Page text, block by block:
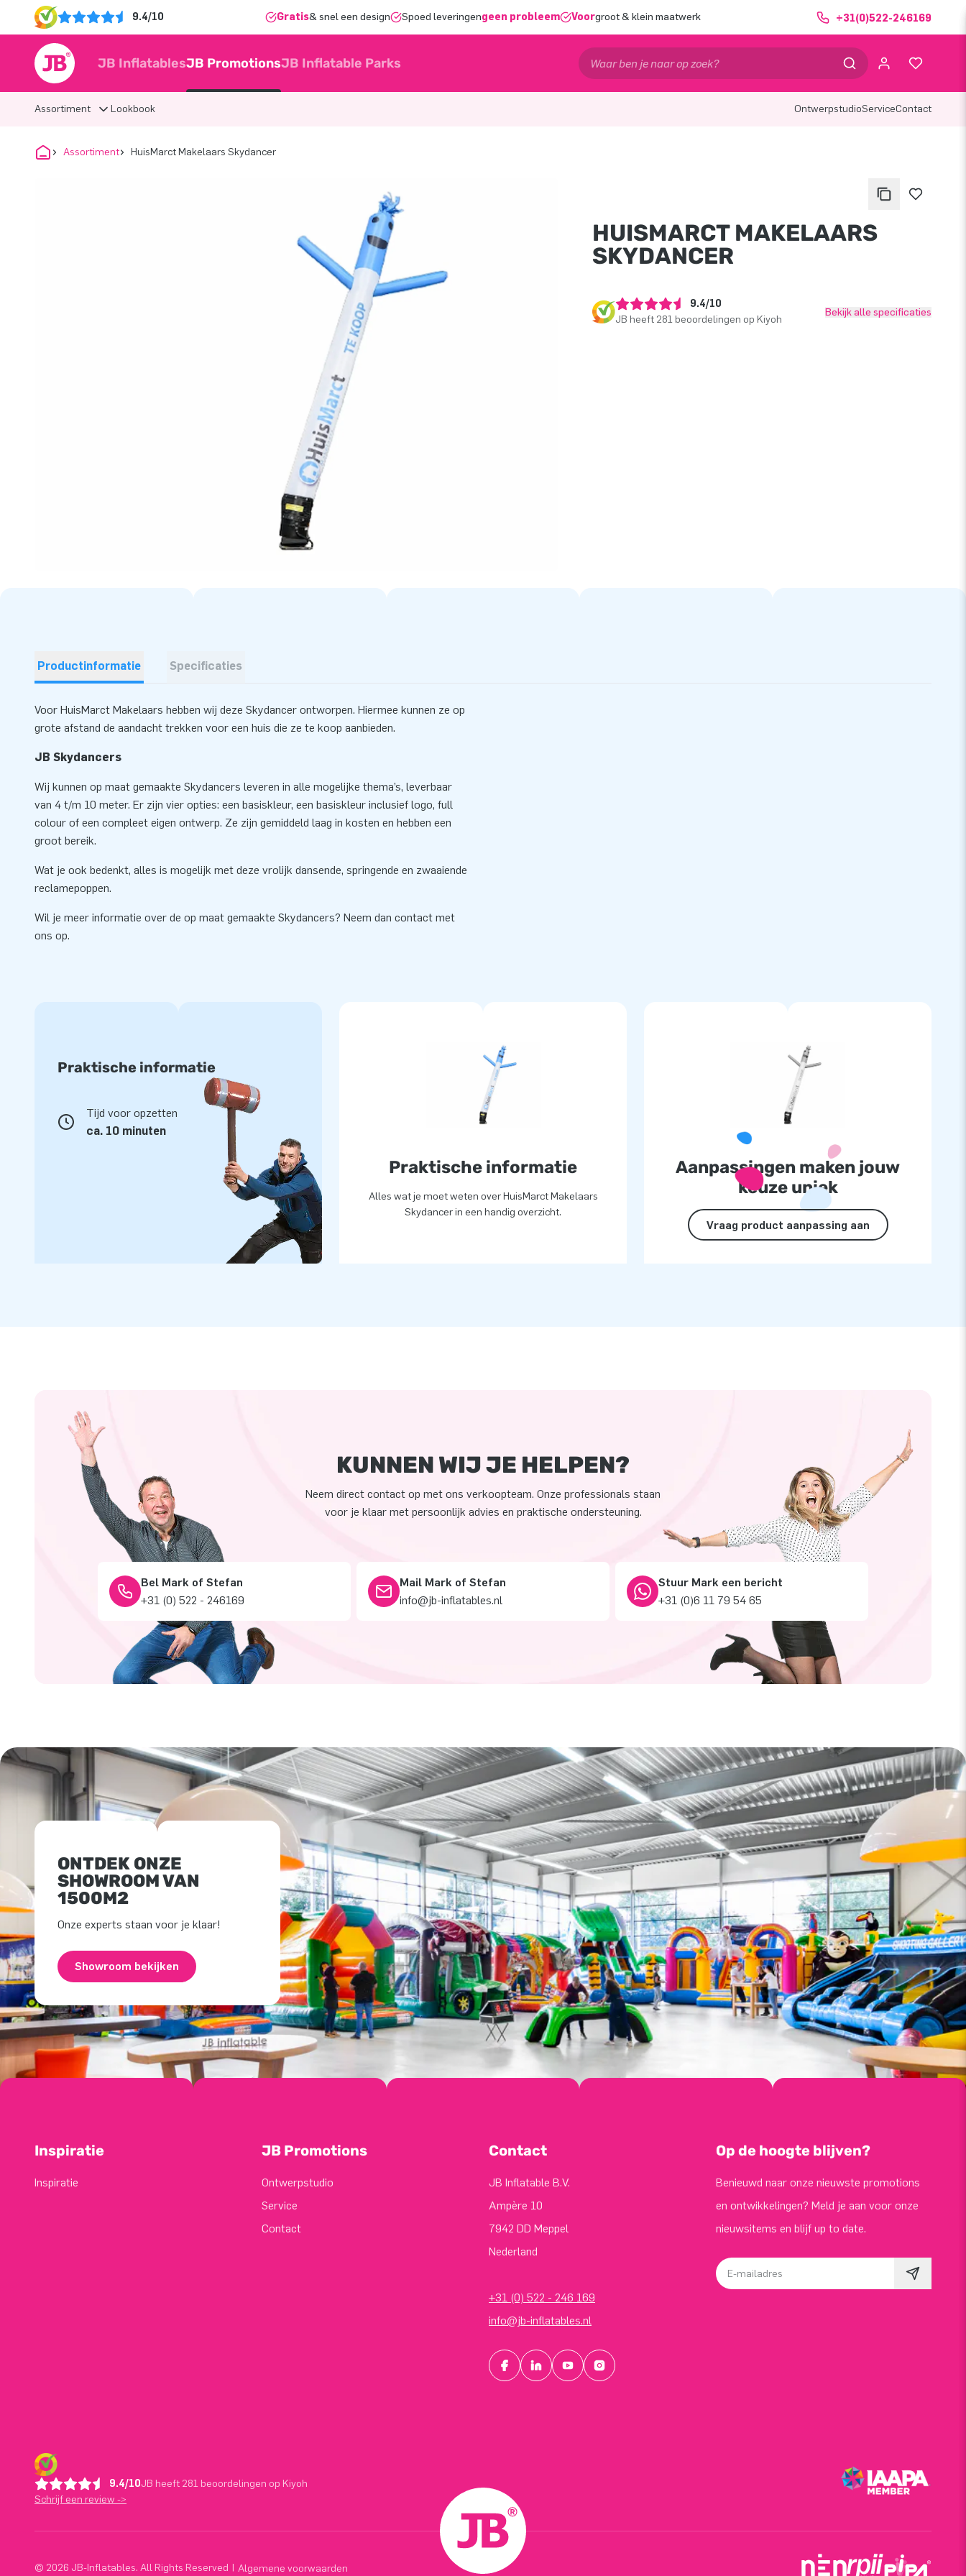
9.4/10 Gratis& snel een design Spoed leveringengeen probleem Voorgroot & klein maatwerk +31(0)522-246169
JB InflatablesJB PromotionsJB Inflatable Parks
Assortiment Lookbook OntwerpstudioServiceContact
Assortiment HuisMarct Makelaars Skydancer
HUISMARCT MAKELAARS
SKYDANCER
9.4/10
JB heeft 281 beoordelingen op Kiyoh
Bekijk alle specificaties
Productinformatie Specificaties
Voor HuisMarct Makelaars hebben wij deze Skydancer ontworpen. Hiermee kunnen ze op
grote afstand de aandacht trekken voor een huis die ze te koop aanbieden.
JB Skydancers
Wij kunnen op maat gemaakte Skydancers leveren in alle mogelijke thema’s, leverbaar
van 4 t/m 10 meter. Er zijn vier opties: een basiskleur, een basiskleur inclusief logo, full
colour of een compleet eigen ontwerp. Ze zijn gemiddeld laag in kosten en hebben een
groot bereik.
Wat je ook bedenkt, alles is mogelijk met deze vrolijk dansende, springende en zwaaiende
reclamepoppen.
Wil je meer informatie over de op maat gemaakte Skydancers? Neem dan contact met
ons op.
Praktische informatie
Tijd voor opzetten
ca. 10 minuten
Praktische informatie
Alles wat je moet weten over HuisMarct Makelaars
Skydancer in een handig overzicht.
Aanpassingen maken jouw
keuze uniek
Vraag product aanpassing aan
KUNNEN WIJ JE HELPEN?
Neem direct contact op met ons verkoopteam. Onze professionals staan
voor je klaar met persoonlijk advies en praktische ondersteuning.
Bel Mark of Stefan
+31 (0) 522 - 246169
Mail Mark of Stefan
info@jb-inflatables.nl
Stuur Mark een bericht
+31 (0)6 11 79 54 65
ONTDEK ONZE
SHOWROOM VAN
1500M2
Onze experts staan voor je klaar!
Showroom bekijken
Inspiratie
Inspiratie
JB Promotions
Ontwerpstudio
Service
Contact
Contact
JB Inflatable B.V.
Ampère 10
7942 DD Meppel
Nederland
+31 (0) 522 - 246 169
info@jb-inflatables.nl
Op de hoogte blijven?
Benieuwd naar onze nieuwste promotions
en ontwikkelingen? Meld je aan voor onze
nieuwsitems en blijf up to date.
E-mailadres
9.4/10JB heeft 281 beoordelingen op Kiyoh
Schrijf een review ->
© 2026 JB-Inflatables. All Rights Reserved | Algemene voorwaarden